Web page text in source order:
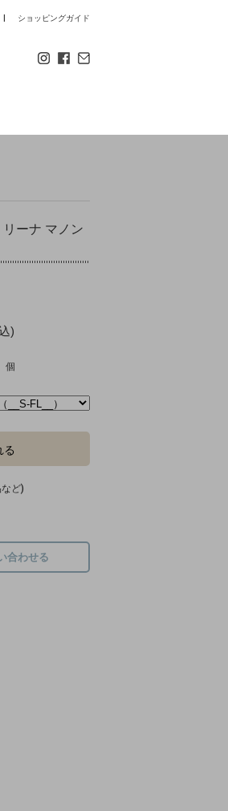
ショッピングガイド
ーナ マノン
)
個
ど)
合わせる